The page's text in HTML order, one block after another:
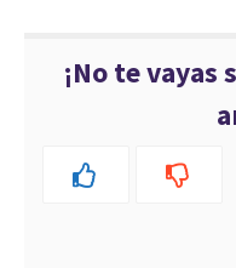
¡No te